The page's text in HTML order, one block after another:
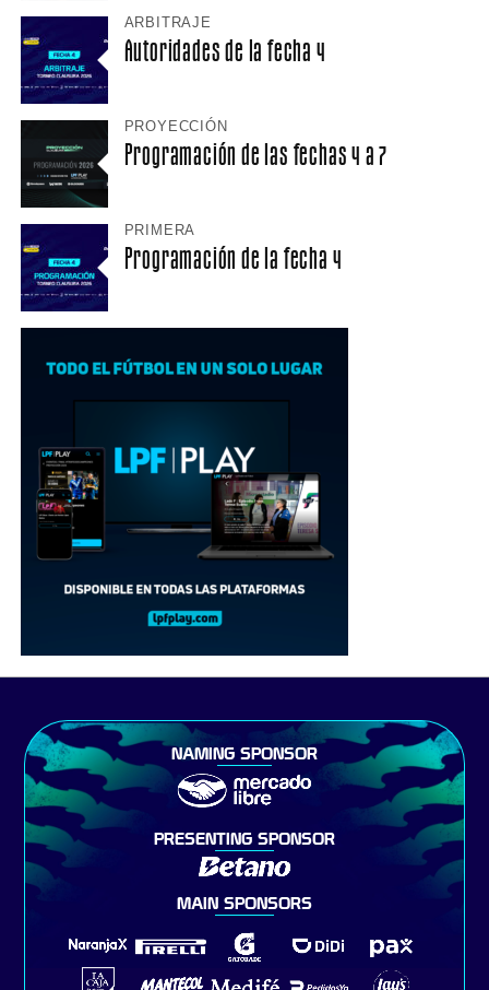
ARBITRAJE
Autoridades de la fecha 4
PROYECCIÓN
Programación de las fechas 4 a 7
PRIMERA
Programación de la fecha 4
NAMING SPONSOR
PRESENTING SPONSOR
MAIN SPONSORS